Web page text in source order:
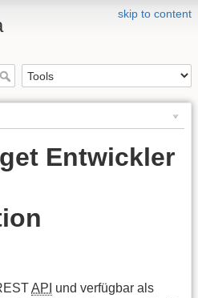
skip to content
Entwickler
API und verfügbar als